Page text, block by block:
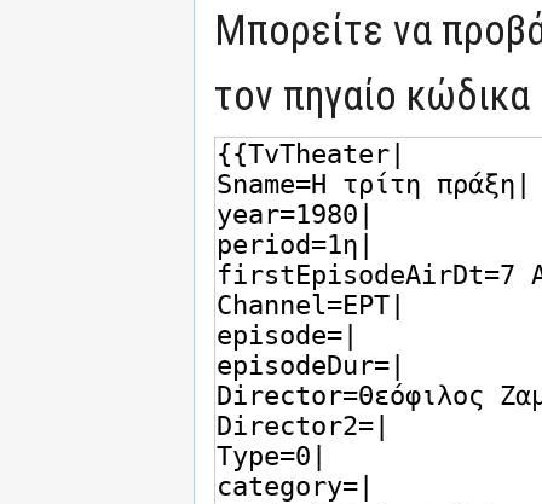
Μπορείτε να
τον πηγαίο